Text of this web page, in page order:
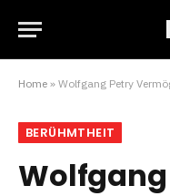
Home » Wolfgang Petry
BERÜHMTHEIT